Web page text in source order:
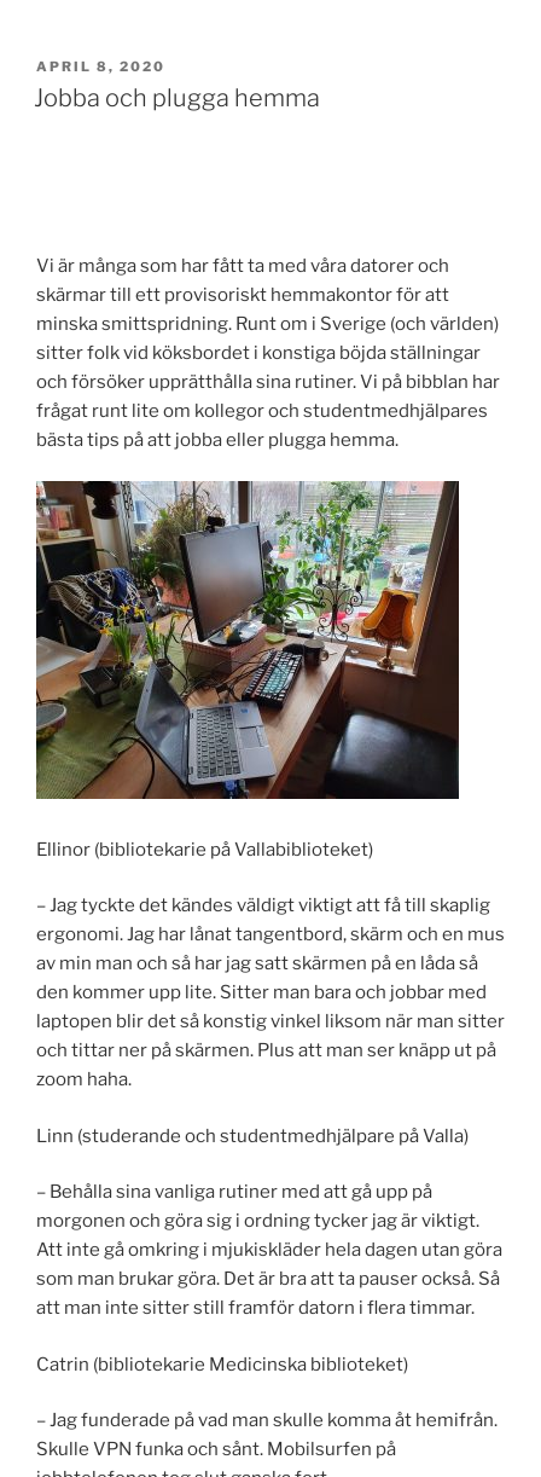
POSTED
ON
APRIL 8, 2020
Jobba och plugga hemma
Vi är många som har fått ta med våra datorer och
skärmar till ett provisoriskt hemmakontor för att
minska smittspridning. Runt om i Sverige (och världen)
sitter folk vid köksbordet i konstiga böjda ställningar
och försöker upprätthålla sina rutiner. Vi på bibblan har
frågat runt lite om kollegor och studentmedhjälpares
bästa tips på att jobba eller plugga hemma.
Ellinor (bibliotekarie på Vallabiblioteket)
– Jag tyckte det kändes väldigt viktigt att få till skaplig
ergonomi. Jag har lånat tangentbord, skärm och en mus
av min man och så har jag satt skärmen på en låda så
den kommer upp lite. Sitter man bara och jobbar med
laptopen blir det så konstig vinkel liksom när man sitter
och tittar ner på skärmen. Plus att man ser knäpp ut på
zoom haha.
Linn (studerande och studentmedhjälpare på Valla)
– Behålla sina vanliga rutiner med att gå upp på
morgonen och göra sig i ordning tycker jag är viktigt.
Att inte gå omkring i mjukiskläder hela dagen utan göra
som man brukar göra. Det är bra att ta pauser också. Så
att man inte sitter still framför datorn i flera timmar.
Catrin (bibliotekarie Medicinska biblioteket)
– Jag funderade på vad man skulle komma åt hemifrån.
Skulle VPN funka och sånt. Mobilsurfen på